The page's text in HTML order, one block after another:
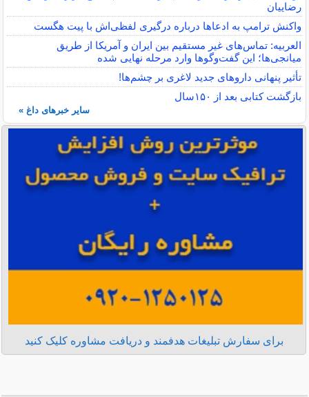
رضاییان
واکنش ترامپ به ادعاها درباره درگیری لفظی‌اش با پیت هگست
العربیه: تماس‌های غیر مستقیم بین ایران و آمریکا از طریق
میانجی‌ها؛ این گفت‌و‌گو‌ها وارد مرحله نهایی شده
تأثیر پنهانی داروهای جدید لاغری بر چشم‌ها!
بازگشت کتابی بعد از ۱۵۰سال
سایر خبرهای داغ »
برای سفارش تبلیغات هدفمند و دریافت مشاوره کلیک کنید